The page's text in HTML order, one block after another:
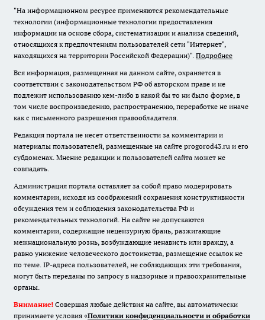
"На информационном ресурсе применяются рекомендательные
технологии (информационные технологии предоставления
информации на основе сбора, систематизации и анализа сведений,
относящихся к предпочтениям пользователей сети "Интернет",
находящихся на территории Российской Федерации)". Подробнее
Вся информация, размещенная на данном сайте, охраняется в
соответствии с законодательством РФ об авторском праве и не
подлежит использованию кем-либо в какой бы то ни было форме, в
том числе воспроизведению, распространению, переработке не иначе
как с письменного разрешения правообладателя.
Редакция портала не несет ответственности за комментарии и
материалы пользователей, размещенные на сайте progorod43.ru и его
субдоменах. Мнение редакции и пользователей сайта может не
совпадать.
Администрация портала оставляет за собой право модерировать
комментарии, исходя из соображений сохранения конструктивности
обсуждения тем и соблюдения законодательства РФ и
рекомендательных технологий. На сайте не допускаются
комментарии, содержащие нецензурную брань, разжигающие
межнациональную рознь, возбуждающие ненависть или вражду, а
равно унижение человеческого достоинства, размещение ссылок не
по теме. IP-адреса пользователей, не соблюдающих эти требования,
могут быть переданы по запросу в надзорные и правоохранительные
органы.
Внимание! Совершая любые действия на сайте, вы автоматически
принимаете условия «Политики конфиденциальности и обработки